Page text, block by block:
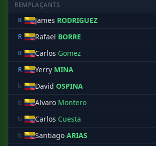
REMPLAÇANTS
R
James RODRIGUEZ
R
Rafael BORRE
R
Carlos Gomez
R
Yerry MINA
b
David OSPINA
b Alvaro Montero
b Carlos Cuesta
b Santiago ARIAS